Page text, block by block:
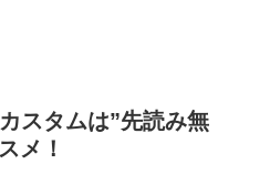
スタムは”先読み無
メ！